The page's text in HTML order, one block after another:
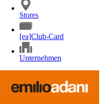
Stores
[ea]Club-Card
Unternehmen